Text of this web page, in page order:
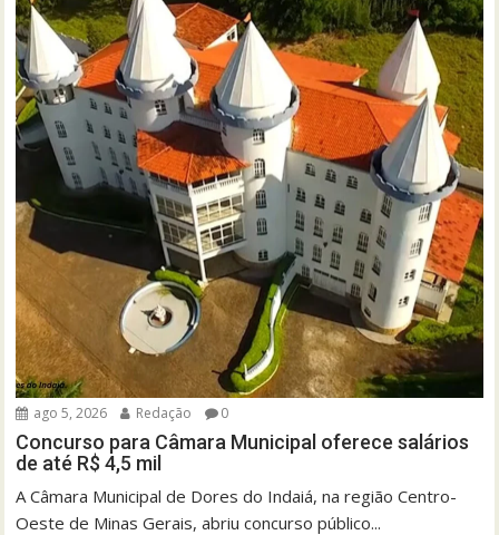
ago 5, 2026 Redação 0
Concurso para Câmara Municipal oferece salários
de até R$ 4,5 mil
A Câmara Municipal de Dores do Indaiá, na região Centro-
Oeste de Minas Gerais, abriu concurso público...